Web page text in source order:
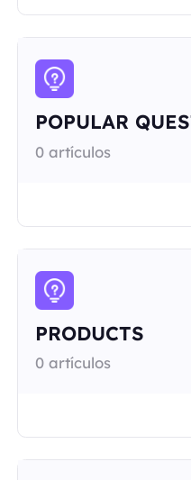
POPULAR
0 artículos
PRODUCTS
0 artículos